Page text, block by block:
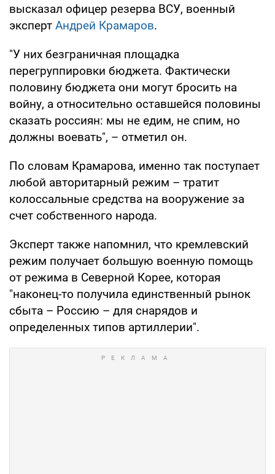
высказал офицер резерва ВСУ, военный
эксперт Андрей Крамаров.
"У них безграничная площадка
перегруппировки бюджета. Фактически
половину бюджета они могут бросить на
войну, а относительно оставшейся половины
сказать россиян: мы не едим, не спим, но
должны воевать", – отметил он.
По словам Крамарова, именно так поступает
любой авторитарный режим – тратит
колоссальные средства на вооружение за
счет собственного народа.
Эксперт также напомнил, что кремлевский
режим получает большую военную помощь
от режима в Северной Корее, которая
"наконец-то получила единственный рынок
сбыта – Россию – для снарядов и
определенных типов артиллерии".